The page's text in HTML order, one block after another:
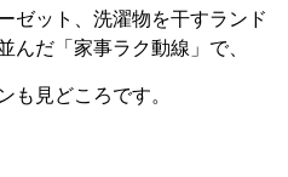
ゼット、洗濯物を干すランド
んだ「家事ラク動線」で、
も見どころです。